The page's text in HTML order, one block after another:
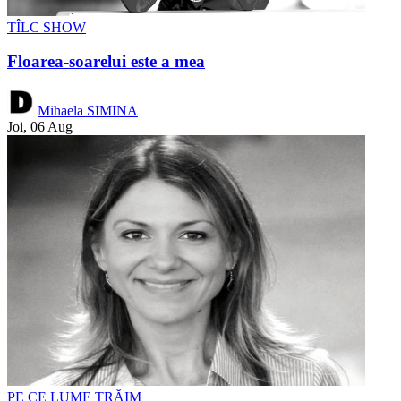
TÎLC SHOW
Floarea-soarelui este a mea
Mihaela SIMINA
Joi, 06 Aug
PE CE LUME TRĂIM